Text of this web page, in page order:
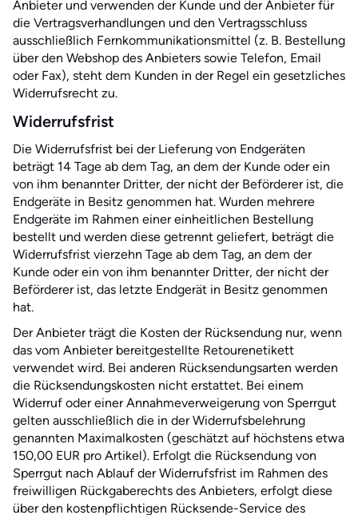
Anbieter und verwenden der Kunde und der Anbieter für
die Vertragsverhandlungen und den Vertragsschluss
ausschließlich Fernkommunikationsmittel (z. B. Bestellung
über den Webshop des Anbieters sowie Telefon, Email
oder Fax), steht dem Kunden in der Regel ein gesetzliches
Widerrufsrecht zu.
Widerrufsfrist
Die Widerrufsfrist bei der Lieferung von Endgeräten
beträgt 14 Tage ab dem Tag, an dem der Kunde oder ein
von ihm benannter Dritter, der nicht der Beförderer ist, die
Endgeräte in Besitz genommen hat. Wurden mehrere
Endgeräte im Rahmen einer einheitlichen Bestellung
bestellt und werden diese getrennt geliefert, beträgt die
Widerrufsfrist vierzehn Tage ab dem Tag, an dem der
Kunde oder ein von ihm benannter Dritter, der nicht der
Beförderer ist, das letzte Endgerät in Besitz genommen
hat.
Der Anbieter trägt die Kosten der Rücksendung nur, wenn
das vom Anbieter bereitgestellte Retourenetikett
verwendet wird. Bei anderen Rücksendungsarten werden
die Rücksendungskosten nicht erstattet. Bei einem
Widerruf oder einer Annahmeverweigerung von Sperrgut
gelten ausschließlich die in der Widerrufsbelehrung
genannten Maximalkosten (geschätzt auf höchstens etwa
150,00 EUR pro Artikel). Erfolgt die Rücksendung von
Sperrgut nach Ablauf der Widerrufsfrist im Rahmen des
freiwilligen Rückgaberechts des Anbieters, erfolgt diese
über den kostenpflichtigen Rücksende-Service des